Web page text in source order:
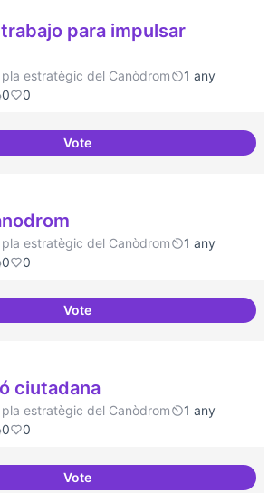
para impulsar
estratègic del Canòdrom
1 any
0 0
VoteGrupos de trabajo para
estratègic del Canòdrom
1 any
0 0
Votedecidim.canodrom
ciutadana
estratègic del Canòdrom
1 any
0 0
VoteParticipació ciutadana